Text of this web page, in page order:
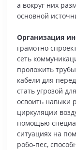
а вокруг них
основной
Организация
грамотно
сеть
проложить
кабели для
стать угрозой
освоить навыки
циркуляции
помощью
ситуациях на
робо‑пес,